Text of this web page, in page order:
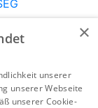
SP
×
unserer
unserer Webseite
unserer Cookie-